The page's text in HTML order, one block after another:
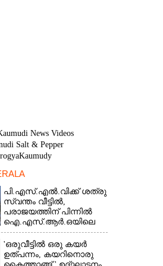
പി.എസ്.എൽ.വിക്ക് ശത്രു
സ്വന്തം വീട്ടിൽ,​
പരാജയത്തിന് പിന്നിൽ
ഐ.എസ്.ആർ.ഒയിലെ
ഉന്നതൻ
'ഒരുവീട്ടിൽ ഒരു കയർ
ഉത്പന്നം, കയറിനൊരു